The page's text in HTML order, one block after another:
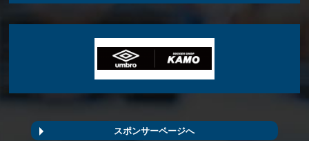
スポンサーページへ